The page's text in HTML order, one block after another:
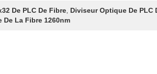
De PLC De Fibre Diviseur Optique De PLC
De La Fibre 1260nm